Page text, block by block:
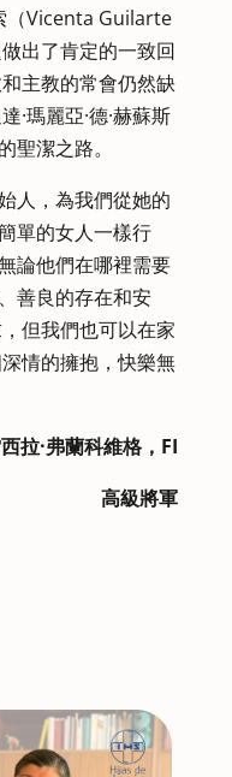
（Vicenta Guilarte
出了肯定的一致回
主教的常會仍然缺
·瑪麗亞·德·赫蘇斯
聖潔之路。
人，為我們從她的
單的女人一樣行
論他們在哪裡需要
善良的存在和安
但我們也可以在家
情的擁抱，快樂無
拉·弗蘭科維格，FI
高級將軍